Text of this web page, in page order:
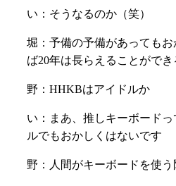
い：そうなるのか（笑）
堀：予備の予備があっても
ば20年は長らえることがで
野：HHKBはアイドルか
い：まあ、推しキーボード
ルでもおかしくはないです
野：人間がキーボードを使